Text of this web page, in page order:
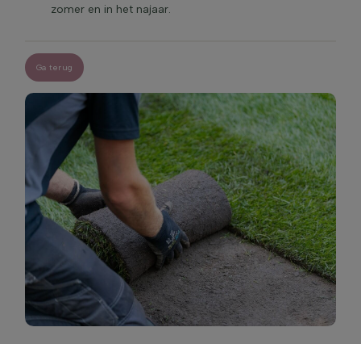
zomer en in het najaar.
Ga terug